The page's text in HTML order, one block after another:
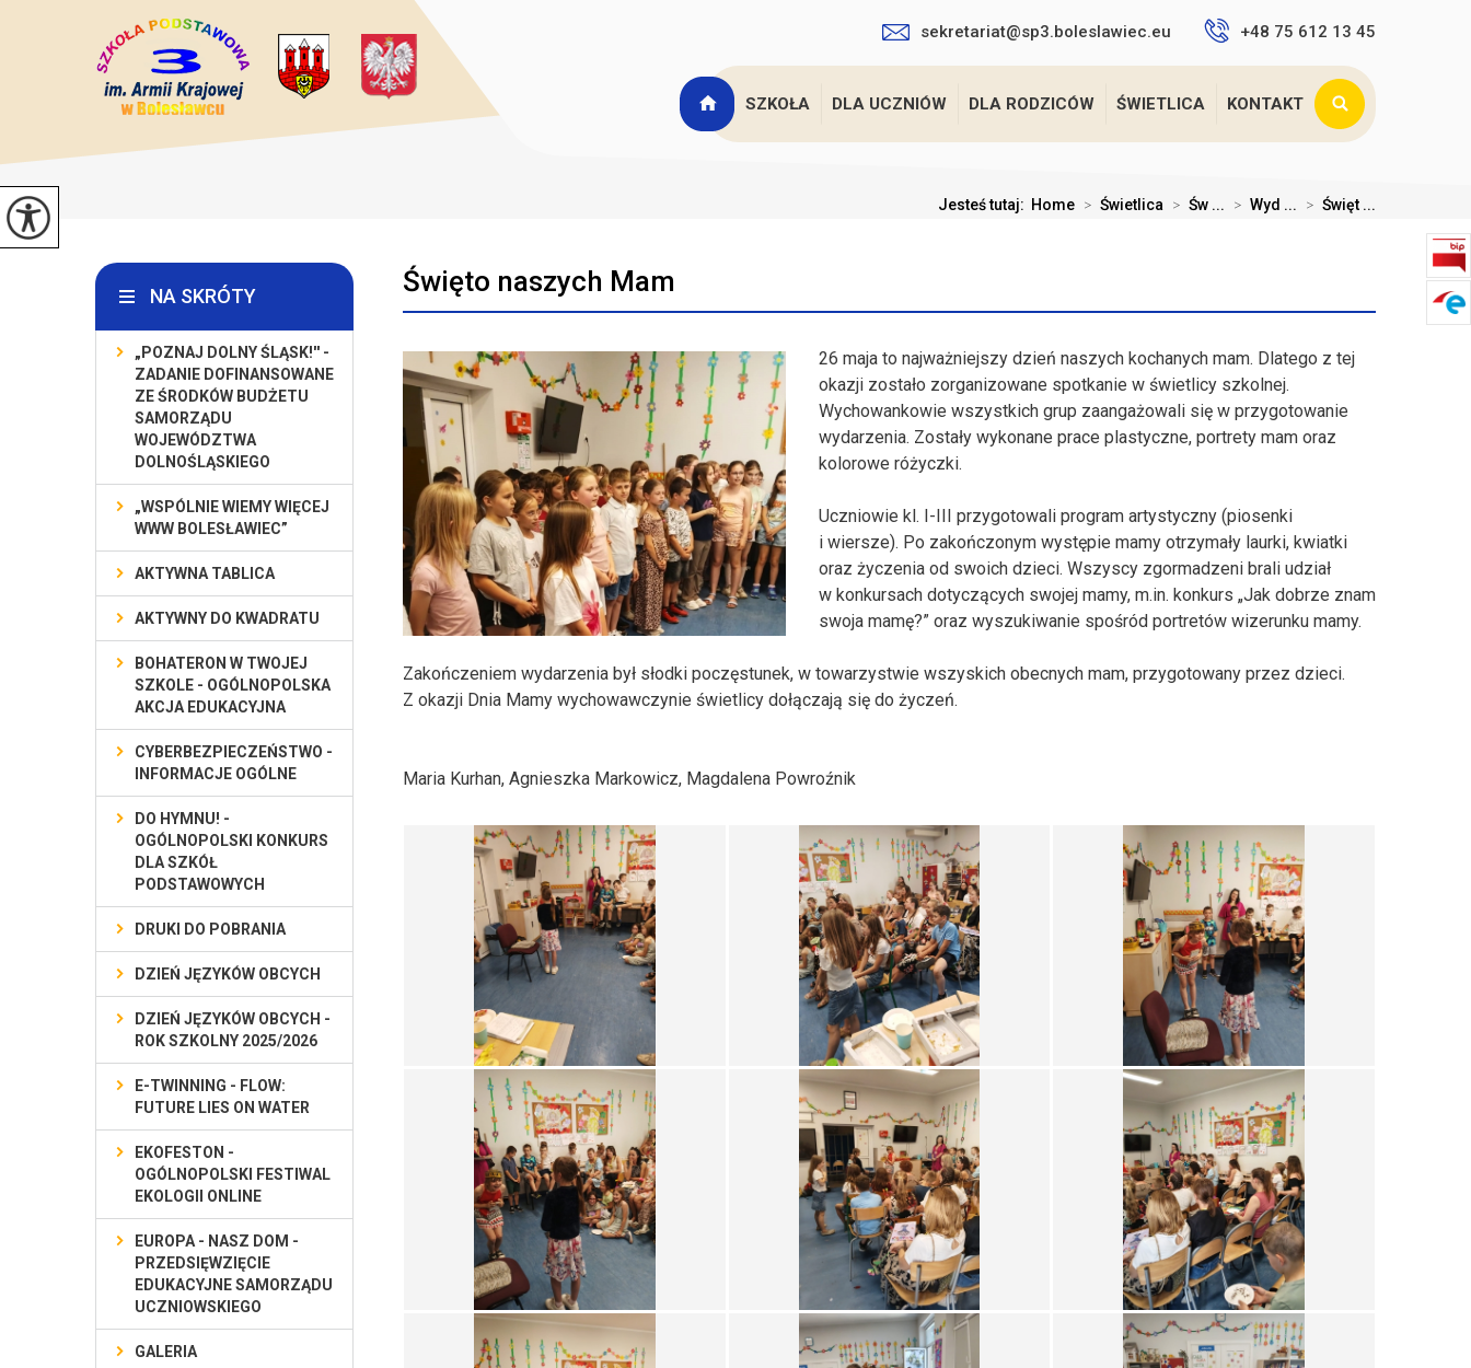
sekretariat@sp3.boleslawiec.eu +48 75 612 13 45
SZKOŁA DLA UCZNIÓW DLA RODZICÓW ŚWIETLICA KONTAKT
Jesteś tutaj: Home > Świetlica > Św ... > Wyd ... > Święt ...
Święto naszych Mam
26 maja to najważniejszy dzień naszych kochanych mam. Dlatego z tej
okazji zostało zorganizowane spotkanie w świetlicy szkolnej.
Wychowankowie wszystkich grup zaangażowali się w przygotowanie
wydarzenia. Zostały wykonane prace plastyczne, portrety mam oraz
kolorowe różyczki.
Uczniowie kl. I-III przygotowali program artystyczny (piosenki
i wiersze). Po zakończonym występie mamy otrzymały laurki, kwiatki
oraz życzenia od swoich dzieci. Wszyscy zgormadzeni brali udział
w konkursach dotyczących swojej mamy, m.in. konkurs „Jak dobrze znam
swoja mamę?” oraz wyszukiwanie spośród portretów wizerunku mamy.
Zakończeniem wydarzenia był słodki poczęstunek, w towarzystwie wszyskich obecnych mam, przygotowany przez dzieci.
Z okazji Dnia Mamy wychowawczynie świetlicy dołączają się do życzeń.
Maria Kurhan, Agnieszka Markowicz, Magdalena Powroźnik
NA SKRÓTY
„POZNAJ DOLNY ŚLĄSK!'' -
ZADANIE DOFINANSOWANE
ZE ŚRODKÓW BUDŻETU
SAMORZĄDU
WOJEWÓDZTWA
DOLNOŚLĄSKIEGO
„WSPÓLNIE WIEMY WIĘCEJ
WWW BOLESŁAWIEC”
AKTYWNA TABLICA
AKTYWNY DO KWADRATU
BOHATERON W TWOJEJ
SZKOLE - OGÓLNOPOLSKA
AKCJA EDUKACYJNA
CYBERBEZPIECZEŃSTWO -
INFORMACJE OGÓLNE
DO HYMNU! -
OGÓLNOPOLSKI KONKURS
DLA SZKÓŁ
PODSTAWOWYCH
DRUKI DO POBRANIA
DZIEŃ JĘZYKÓW OBCYCH
DZIEŃ JĘZYKÓW OBCYCH -
ROK SZKOLNY 2025/2026
E-TWINNING - FLOW:
FUTURE LIES ON WATER
EKOFESTON -
OGÓLNOPOLSKI FESTIWAL
EKOLOGII ONLINE
EUROPA - NASZ DOM -
PRZEDSIĘWZIĘCIE
EDUKACYJNE SAMORZĄDU
UCZNIOWSKIEGO
GALERIA